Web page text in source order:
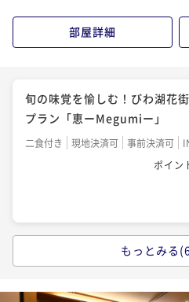
ポイン
【6～8月限定！】夏の特選会
鱧づくし会席～
二食付き 現地決済可 事前決済可
ポイン
近江牛すき焼きプラン～口の
部屋詳細
旬の味覚を愉しむ！びわ湖花
プラン「恵ーMegumiー」
二食付き 現地決済可 事前決済可
ポイン
★宿の日★近江の旬を味わう
odoriー」～メインはえらべ
もっとみる